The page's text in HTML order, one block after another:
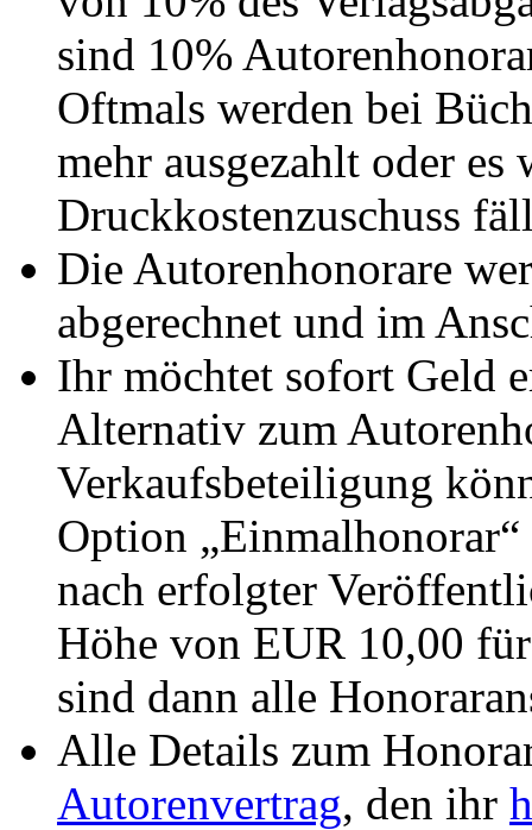
sind 10%
Oftmals werden bei
mehr ausgezahlt oder es
Druckkostenzuschuss
Die Autorenhonorare
abgerechnet und im
Ihr möchtet sofort Geld
Alternativ zum
Verkaufsbeteiligung
Option
nach erfolgter
Höhe von EUR 10,00
sind dann alle
Alle Details zum
Autorenvertrag, den ihr